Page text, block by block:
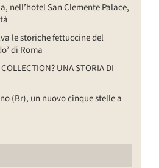
nell’hotel San Clemente Palace,
le storiche fettuccine del
di Roma
UNA STORIA DI
(Br), un nuovo cinque stelle a